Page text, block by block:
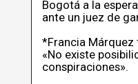
Bogotá a la
ante un juez de
*Francia Márquez
«No existe
conspiraciones».